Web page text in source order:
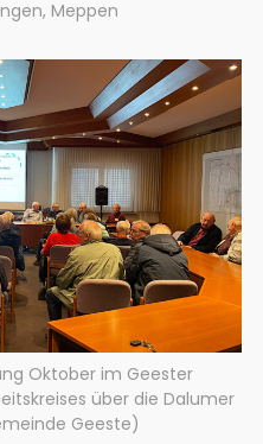
, Meppen
Oktober im Geester
über die Dalumer
Geeste)